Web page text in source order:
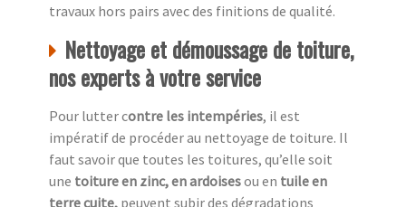
travaux hors pairs avec des finitions de qualité.
Nettoyage et démoussage de toiture,
nos experts à votre service
Pour lutter contre les intempéries, il est
impératif de procéder au nettoyage de toiture. Il
faut savoir que toutes les toitures, qu’elle soit
une toiture en zinc, en ardoisesou en tuile en
terre cuite, peuvent subir des dégradations